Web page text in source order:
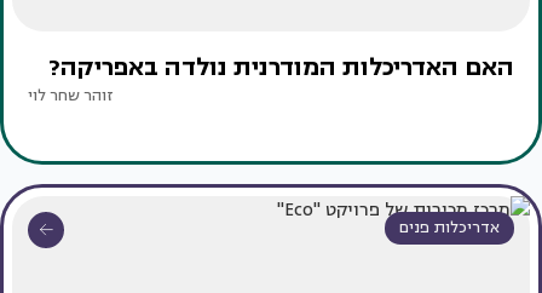
האם האדריכלות המודרנית נולדה באפריקה?
זוהר שחר לוי
אדריכלות פנים